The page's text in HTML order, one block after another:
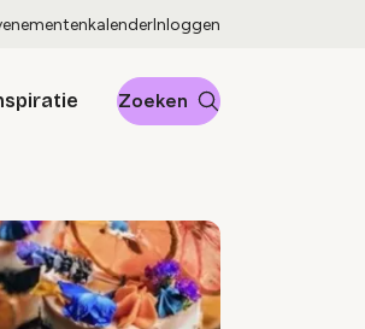
Inloggen
Zoeken